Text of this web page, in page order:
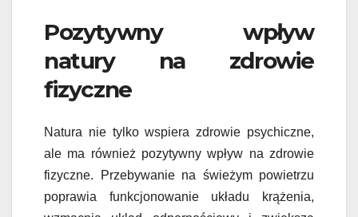
Pozytywny wpływ
natury na zdrowie
fizyczne
Natura nie tylko wspiera zdrowie psychiczne,
ale ma również pozytywny wpływ na zdrowie
fizyczne. Przebywanie na świeżym powietrzu
poprawia funkcjonowanie układu krążenia,